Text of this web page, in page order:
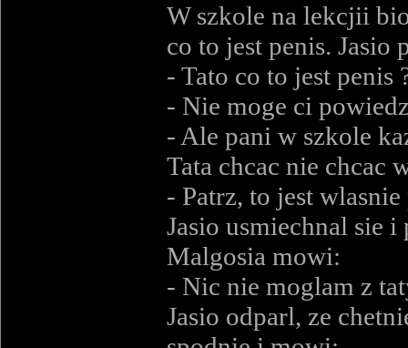
W szkole na lekcjii
co to jest penis.
- Tato co to jest penis
- Nie moge ci
- Ale pani w szkole
Tata chcac nie chcac
- Patrz, to jest wlasnie
Jasio usmiechnal sie
Malgosia mowi:
- Nic nie moglam z
Jasio odparl, ze